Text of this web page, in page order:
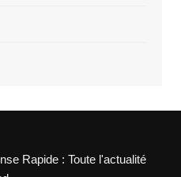
Rapide : Toute l'actualité